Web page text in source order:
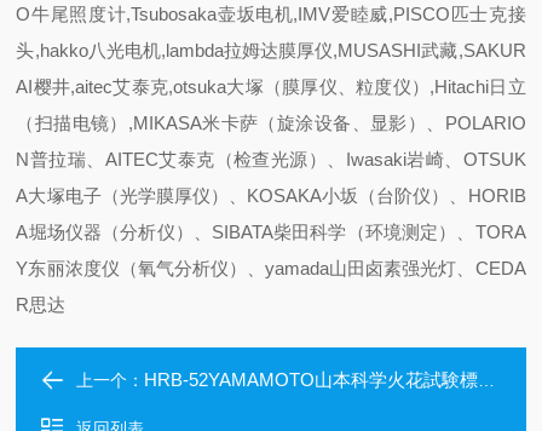
O牛尾照度计,Tsubosaka壶坂电机,IMV爱睦威,PISCO匹士克接
头,hakko八光电机,lambda拉姆达膜厚仪,MUSASHI武藏,SAKUR
AI樱井,aitec艾泰克,otsuka大塚（膜厚仪、粒度仪）,Hitachi日立
（扫描电镜）,MIKASA米卡萨（旋涂设备、显影）、POLARIO
N普拉瑞、AITEC艾泰克（检查光源）、Iwasaki岩崎、OTSUK
A大塚电子（光学膜厚仪）、KOSAKA小坂（台阶仪）、HORIB
A堀场仪器（分析仪）、SIBATA柴田科学（环境测定）、TORA
Y东丽浓度仪（氧气分析仪）、yamada山田卤素强光灯、CEDA
R思达
上一个： HRB-52YAMAMOTO山本科学火花試験標準片